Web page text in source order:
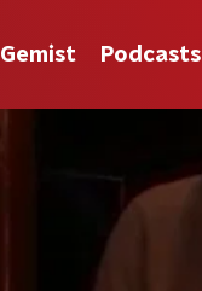
Gemist Podcasts